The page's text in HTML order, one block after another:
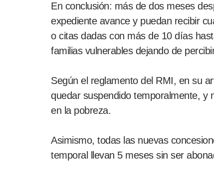
En conclusión: más de dos meses
expediente avance y puedan recibir
o citas dadas con más de 10 días
familias vulnerables dejando de
Según el reglamento del RMI, en su
quedar suspendido temporalmente, y
en la pobreza.
Asimismo, todas las nuevas
temporal llevan 5 meses sin ser